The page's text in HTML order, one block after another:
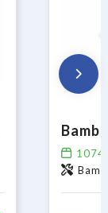
1074